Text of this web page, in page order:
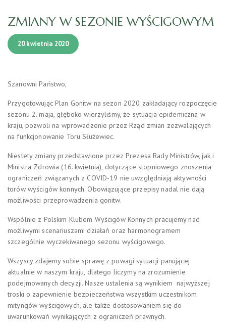
ZMIANY W SEZONIE WYŚCIGOWYM
20 kwietnia 2020
Szanowni Państwo,
Przygotowując Plan Gonitw na sezon 2020 zakładający rozpoczęcie
sezonu 2. maja, głęboko wierzyliśmy, że sytuacja epidemiczna w
kraju, pozwoli na wprowadzenie przez Rząd zmian zezwalających
na funkcjonowanie Toru Służewiec.
Niestety zmiany przedstawione przez Prezesa Rady Ministrów, jak i
Ministra Zdrowia (16. kwietnia), dotyczące stopniowego znoszenia
ograniczeń związanych z COVID-19 nie uwzględniają aktywności
torów wyścigów konnych. Obowiązujące przepisy nadal nie dają
możliwości przeprowadzenia gonitw.
Wspólnie z Polskim Klubem Wyścigów Konnych pracujemy nad
możliwymi scenariuszami działań oraz harmonogramem
szczególnie wyczekiwanego sezonu wyścigowego.
Wszyscy zdajemy sobie sprawę z powagi sytuacji panującej
aktualnie w naszym kraju, dlatego liczymy na zrozumienie
podejmowanych decyzji. Nasze ustalenia są wynikiem najwyższej
troski o zapewnienie bezpieczeństwa wszystkim uczestnikom
mityngów wyścigowych, ale także dostosowaniem się do
uwarunkowań wynikających z ograniczeń prawnych.